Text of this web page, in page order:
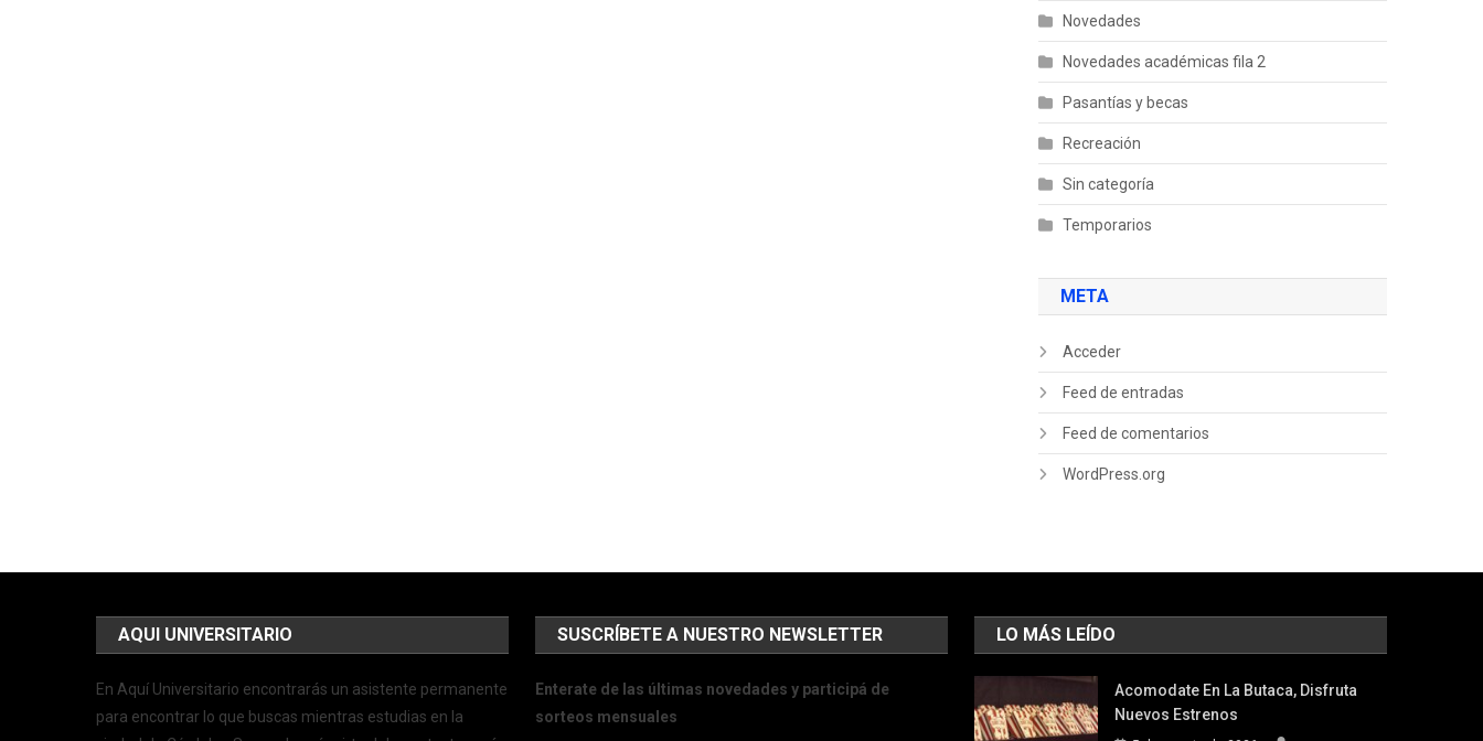
Novedades
Novedades académicas fila 2
Pasantías y becas
Recreación
Sin categoría
Temporarios
META
Acceder
Feed de entradas
Feed de comentarios
WordPress.org
AQUI UNIVERSITARIO
En Aquí Universitario encontrarás un asistente permanente
para encontrar lo que buscas mientras estudias en la
SUSCRÍBETE A NUESTRO NEWSLETTER
Enterate de las últimas novedades y participá de
sorteos mensuales
LO MÁS LEÍDO
Acomodate En La Butaca, Disfruta
Nuevos Estrenos